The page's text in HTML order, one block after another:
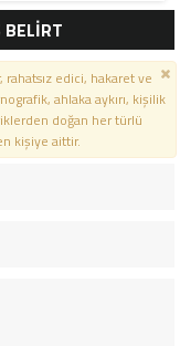
BELİRT
edici, hakaret ve
ahlaka aykırı, kişilik
doğan her türlü
kişiye aittir.